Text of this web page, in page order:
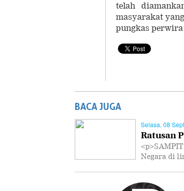
telah
masyarakat
pungkas
BACA JUGA
Selasa, 08
Ratusan
Negara di